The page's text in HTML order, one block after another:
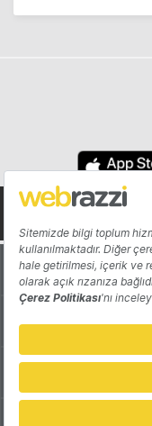
Hakkında
Katkıda Bulun